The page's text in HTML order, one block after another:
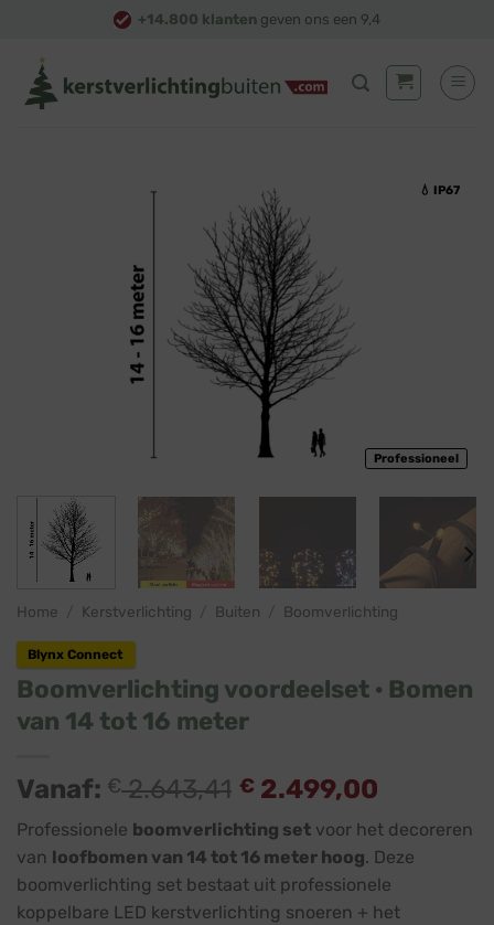
content
+14.800 klanten geven ons een 9,4
💧 IP67
Professioneel
Home Kerstverlichting Buiten Boomverlichting
Blynx Connect
Boomverlichting voordeelset · Bomen
van 14 tot 16 meter
Vanaf: €2.643,41 € 2.499,00
Professionele boomverlichting set voor het decoreren
van loofbomen van 14 tot 16 meter hoog. Deze
boomverlichting set bestaat uit professionele
koppelbare LED kerstverlichting snoeren + het